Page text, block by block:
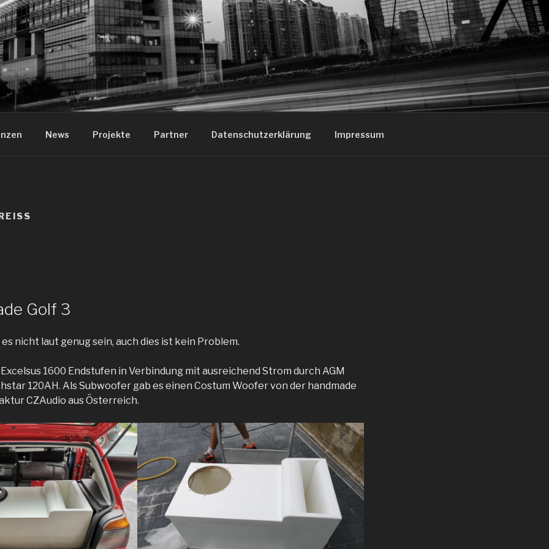
AUDIO NEUMARKT
News Projekte Partner Datenschutzerklärung Impressum
Golf 3
nicht laut genug sein, auch dies ist kein Problem.
1600 Endstufen in Verbindung mit ausreichend Strom durch AGM
120AH. Als Subwoofer gab es einen Costum Woofer von der handmade
CZAudio aus Österreich.